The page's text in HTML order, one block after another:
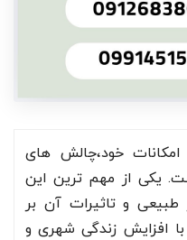
خود،چالش های
یکی از مهم ترین این
و تاثیرات آن بر
افزایش زندگی شهری و